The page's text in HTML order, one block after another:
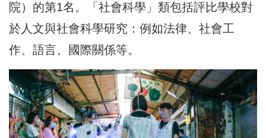
院）的第1名。「社會科學」類包括評比學校對
於人文與社會科學研究：例如法律、社會工
作、語言、國際關係等。